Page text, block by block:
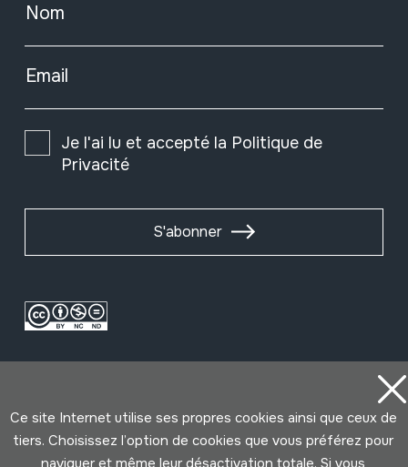
Nom
Email
Je l'ai lu et accepté la Politique de
Privacité
S'abonner
Ce site Internet utilise ses propres cookies ainsi que ceux de
tiers. Choisissez l’option de cookies que vous préférez pour
naviguer et même leur désactivation totale. Si vous